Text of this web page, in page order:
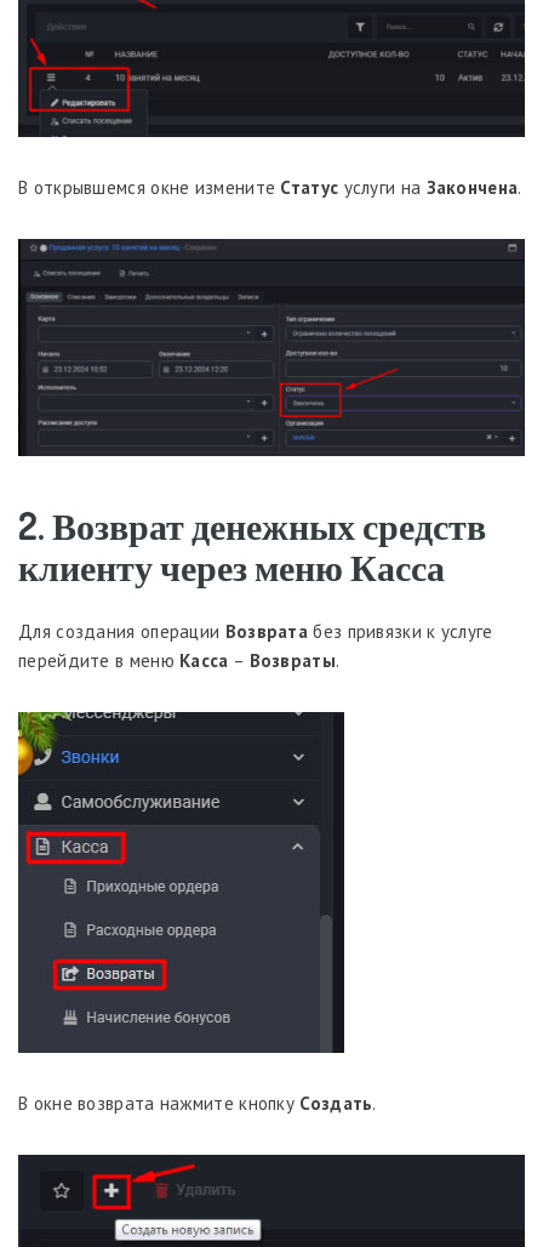
В открывшемся окне измените Статус услуги на Закончена.
2. Возврат денежных средств
клиенту через меню Касса
Для создания операции Возврата без привязки к услуге
перейдите в меню Касса – Возвраты.
В окне возврата нажмите кнопку Создать.